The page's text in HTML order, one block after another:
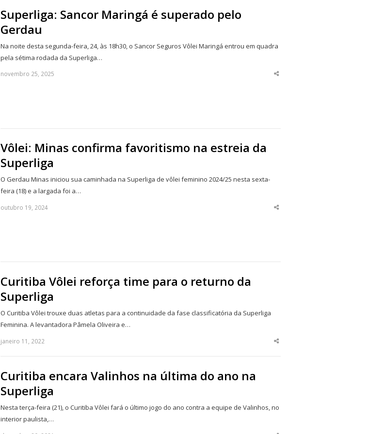
Superliga: Sancor Maringá é superado pelo
Gerdau
Na noite desta segunda-feira, 24, às 18h30, o Sancor Seguros Vôlei Maringá entrou em quadra
pela sétima rodada da Superliga…
novembro 25, 2025
Share
Vôlei: Minas confirma favoritismo na estreia da
Superliga
O Gerdau Minas iniciou sua caminhada na Superliga de vôlei feminino 2024/25 nesta sexta-
feira (18) e a largada foi a…
outubro 19, 2024
Share
Curitiba Vôlei reforça time para o returno da
Superliga
O Curitiba Vôlei trouxe duas atletas para a continuidade da fase classificatória da Superliga
Feminina. A levantadora Pâmela Oliveira e…
janeiro 11, 2022
Share
Curitiba encara Valinhos na última do ano na
Superliga
Nesta terça-feira (21), o Curitiba Vôlei fará o último jogo do ano contra a equipe de Valinhos, no
interior paulista,…